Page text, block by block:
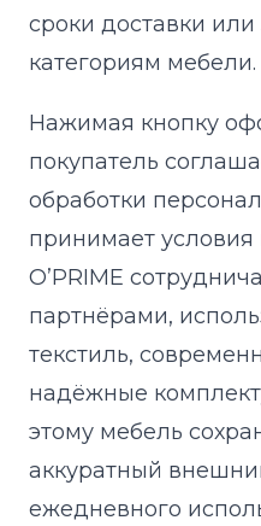
сроки доставки
категориям мебели.
Нажимая кнопку
покупатель
обработки
принимает
O’PRIME
партнёрами,
текстиль,
надёжные
этому мебель
аккуратный
ежедневного